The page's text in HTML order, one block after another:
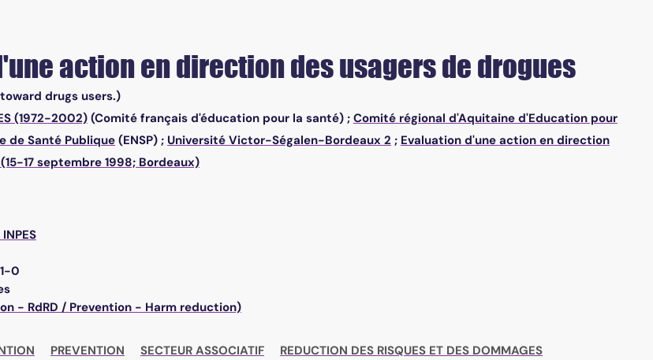
action en direction des usagers de drogues
drugs users.)
(1972-2002)(Comité français d'éducation pour la santé) ; Comité régional d'Aquitaine d'Education pour
de Santé Publique(ENSP) ; Université Victor-Ségalen-Bordeaux 2 ; Evaluation d'une action en direction
17 septembre 1998; Bordeaux)
0
- RdRD / Prevention - Harm reduction)
PREVENTION SECTEUR ASSOCIATIF
REDUCTION DES RISQUES ET DES DOMMAGES